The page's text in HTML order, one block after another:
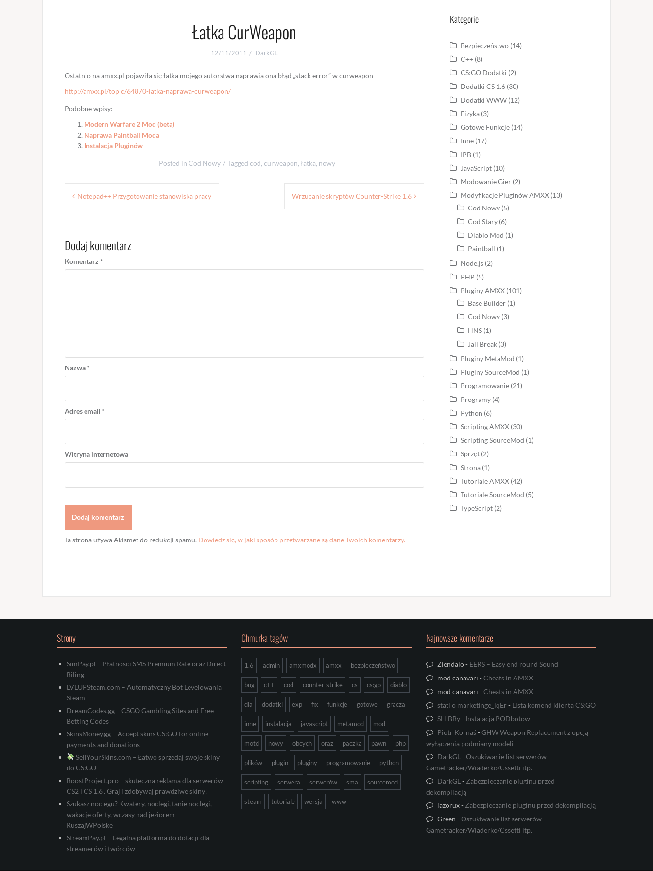
Łatka CurWeapon
12/11/2011 DarkGL
Ostatnio na amxx.pl pojawiła się łatka mojego autorstwa naprawia ona błąd „stack error” w curweapon
http://amxx.pl/topic/64870-latka-naprawa-curweapon/
Podobne wpisy:
Modern Warfare 2 Mod (beta)
Naprawa Paintball Moda
Instalacja Pluginów
Posted in Cod Nowy Tagged cod, curweapon, łatka, nowy
Nawigacja
Notepad++ Przygotowanie stanowiska pracy Wrzucanie skryptów Counter-Strike 1.6
Dodaj komentarz
Komentarz *
Nazwa*
Adres email *
Witryna internetowa
Ta strona używa Akismet do redukcji spamu. Dowiedz się, w jaki sposób przetwarzane są dane Twoich komentarzy.
Kategorie
Bezpieczeństwo (14)
C++ (8)
CS:GO Dodatki (2)
Dodatki CS 1.6 (30)
Dodatki WWW (12)
Fizyka (3)
Gotowe Funkcje (14)
Inne (17)
IPB (1)
JavaScript (10)
Modowanie Gier (2)
Modyfikacje Pluginów AMXX (13)
Cod Nowy (5)
Cod Stary (6)
Diablo Mod (1)
Paintball (1)
Node.js (2)
PHP (5)
Pluginy AMXX (101)
Base Builder (1)
Cod Nowy (3)
HNS (1)
Jail Break (3)
Pluginy MetaMod (1)
Pluginy SourceMod (1)
Programowanie (21)
Programy (4)
Python (6)
Scripting AMXX (30)
Scripting SourceMod (1)
Sprzęt (2)
Strona (1)
Tutoriale AMXX (42)
Tutoriale SourceMod (5)
TypeScript (2)
Strony
SimPay.pl – Płatności SMS Premium Rate oraz Direct
Biling
LVLUPSteam.com – Automatyczny Bot Levelowania
Steam
DreamCodes.gg – CSGO Gambling Sites and Free
Betting Codes
SkinsMoney.gg – Accept skins CS:GO for online
payments and donations
SellYourSkins.com – Łatwo sprzedaj swoje skiny
do CS:GO
BoostProject.pro – skuteczna reklama dla serwerów
CS2 i CS 1.6 . Graj i zdobywaj prawdziwe skiny!
Szukasz noclegu? Kwatery, noclegi, tanie noclegi,
wakacje oferty, wczasy nad jeziorem –
RuszajWPolske
StreamPay.pl – Legalna platforma do dotacji dla
streamerów i twórców
Chmurka tagów
1.6 admin amxmodx amxx bezpieczeństwo
bug c++ cod counter-strike cs cs:go diablo
dla dodatki exp fix funkcje gotowe gracza
inne instalacja javascript metamod mod
motd nowy obcych oraz paczka pawn php
plików plugin pluginy programowanie python
scripting serwera serwerów sma sourcemod
steam tutoriale wersja www
Najnowsze komentarze
Ziendalo- EERS – Easy end round Sound
mod canavarı -Cheats in AMXX
mod canavarı -Cheats in AMXX
stati o marketinge_lqEr - Lista komend klienta CS:GO
SHiBBy- Instalacja PODbotow
Piotr Kornaś-GHW Weapon Replacement z opcją
wyłączenia podmiany modeli
DarkGL -Oszukiwanie list serwerów
Gametracker/Wiaderko/Cssetti itp.
DarkGL - Zabezpieczanie pluginu przed
dekompilacją
lazorux- Zabezpieczanie pluginu przed dekompilacją
Green -Oszukiwanie list serwerów
Gametracker/Wiaderko/Cssetti itp.